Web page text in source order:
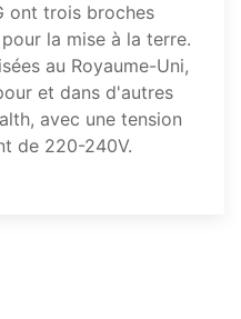
ont trois broches
la mise à la terre.
au Royaume-Uni,
et dans d'autres
avec une tension
de 220-240V.